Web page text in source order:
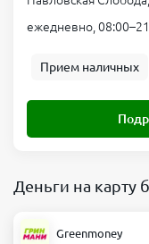
ежедневно,
Прием наличных
Деньги на карту
Greenmoney